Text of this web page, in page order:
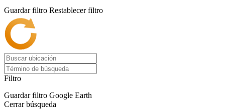
Guardar filtro Restablecer filtro
Filtro
Guardar filtro Google Earth
Cerrar búsqueda